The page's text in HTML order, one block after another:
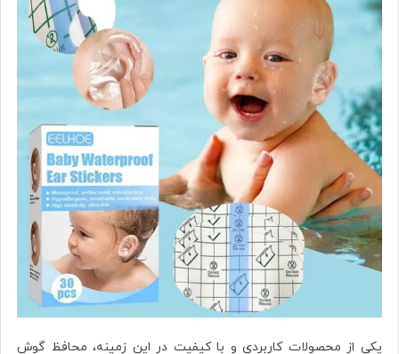
یکی از محصولات کاربردی و با کیفیت در این زمینه، محافظ گوش